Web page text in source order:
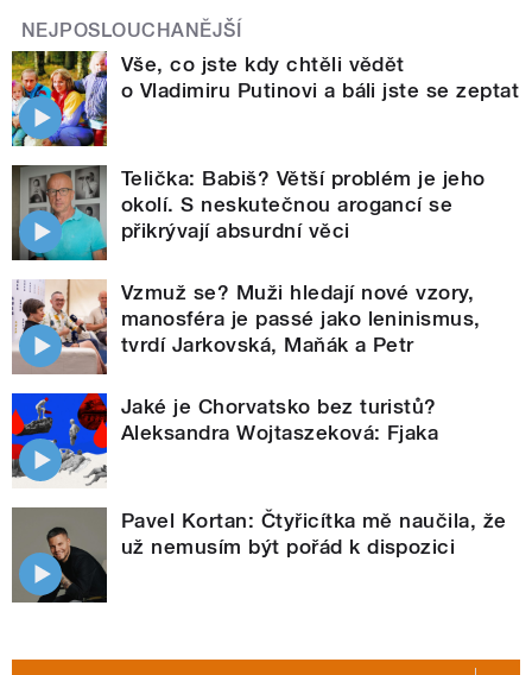
NEJPOSLOUCHANĚJŠÍ
Vše, co jste kdy chtěli vědět
o Vladimiru Putinovi a báli jste se zeptat
Telička: Babiš? Větší problém je jeho
okolí. S neskutečnou arogancí se
přikrývají absurdní věci
Vzmuž se? Muži hledají nové vzory,
manosféra je passé jako leninismus,
tvrdí Jarkovská, Maňák a Petr
Jaké je Chorvatsko bez turistů?
Aleksandra Wojtaszeková: Fjaka
Pavel Kortan: Čtyřicítka mě naučila, že
už nemusím být pořád k dispozici